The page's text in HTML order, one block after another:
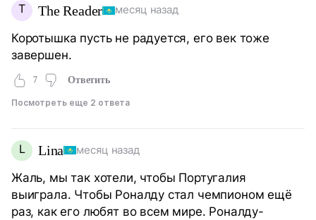
T The Reader месяц назад
Коротышка пусть не радуется, его век тоже
завершен.
7 Ответить
Посмотреть еще 2 ответа
L Lina месяц назад
Жаль, мы так хотели, чтобы Португалия
выиграла. Чтобы Роналду стал чемпионом ещё
раз, как его любят во всем мире. Роналду-